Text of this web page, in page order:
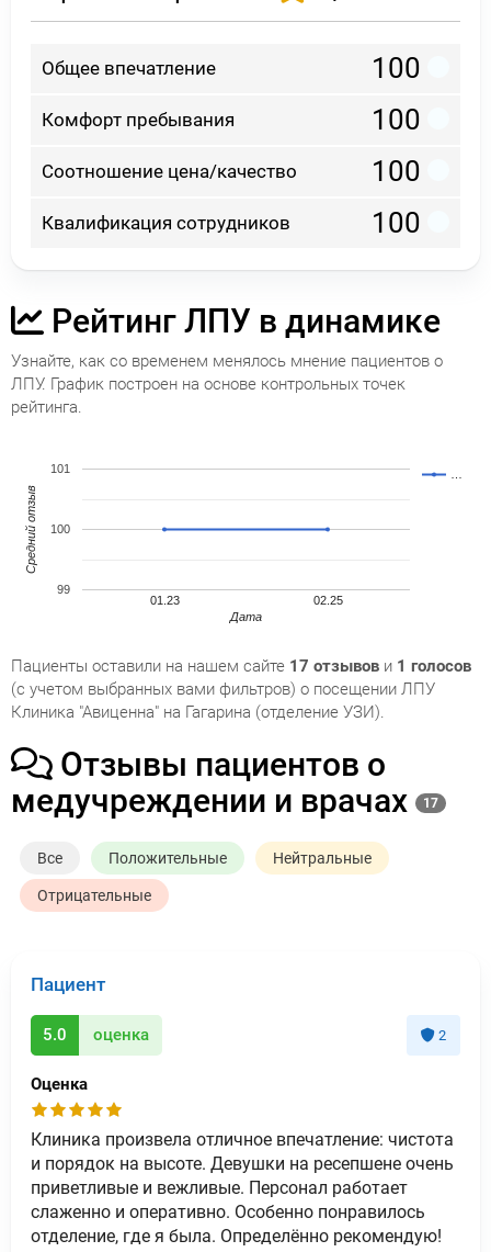
Общее впечатление 100
Комфорт пребывания 100
Соотношение цена/качество 100
Квалификация сотрудников 100
Рейтинг ЛПУ в динамике
Узнайте, как со временем менялось мнение пациентов о
ЛПУ. График построен на основе контрольных точек
рейтинга.
…
01.23 02.25
99
100
101
Дата
Средний отзыв
Пациенты оставили на нашем сайте 17 отзывов и 1 голосов
(с учетом выбранных вами фильтров) о посещении ЛПУ
Клиника "Авиценна" на Гагарина (отделение УЗИ).
Отзывы пациентов о
медучреждении и врачах
17
Все Положительные Нейтральные
Отрицательные
Пациент
5.0 оценка 2
Оценка
Клиника произвела отличное впечатление: чистота
и порядок на высоте. Девушки на ресепшене очень
приветливые и вежливые. Персонал работает
слаженно и оперативно. Особенно понравилось
отделение, где я была. Определённо рекомендую!